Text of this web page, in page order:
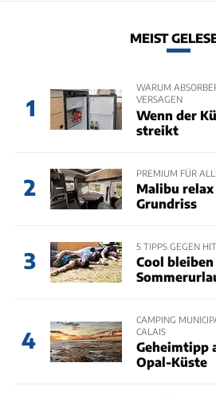
MEIST
1
WARUM
VERSAGEN
Wenn der
streikt
2
PREMIUM FÜR
Malibu
Grundriss
3
5 TIPPS GEGEN
Cool
4
CAMPING
CALAIS
Geheimtipp
Opal-Küste